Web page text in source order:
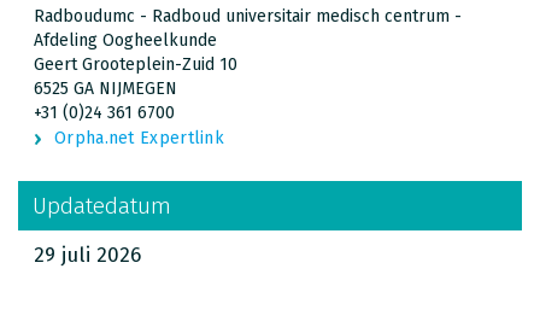
Radboudumc - Radboud universitair medisch centrum -
Afdeling Oogheelkunde
Geert Grooteplein-Zuid 10
6525 GA NIJMEGEN
+31 (0)24 361 6700
Orpha.net Expertlink
Updatedatum
29 juli 2026